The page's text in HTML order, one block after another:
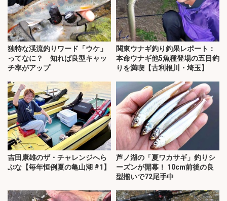
独特な渓流釣りワード「ウケ」
ってなに？ 知れば良型キャッ
チ率がアップ
関東ウナギ釣り釣果レポート：
本命ウナギ他5魚種登場の五目釣
りを満喫【古利根川・埼玉】
吉田康雄のザ・チャレンジへら
ぶな【毎年恒例夏の亀山湖 #1】
芦ノ湖の「夏ワカサギ」釣りシ
ーズンが開幕！ 10cm前後の良
型揃いで72尾手中